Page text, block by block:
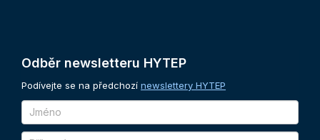
Odběr newsletteru HYTEP
Podívejte se na předchozí newslettery HYTEP